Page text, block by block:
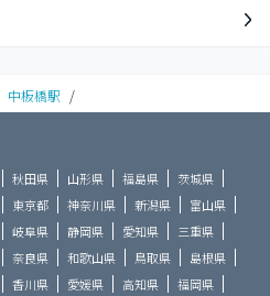
中板橋駅 /
秋田県 山形県 福島県
茨城県
東京都 神奈川県 新潟県
富山県
岐阜県 静岡県 愛知県
三重県
奈良県 和歌山県 鳥取県
島根県
香川県 愛媛県 高知県 福岡県